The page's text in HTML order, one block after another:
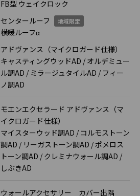
FB型 ウェイクロック
センタールーフ 地域限定
横暖ルーフα
アドヴァンス（マイクロガード仕様）
キャスティングウッドAD / オルデミュー
ル調AD / ミラージュタイルAD / フィー
ノ調AD
モエンエクセラード アドヴァンス（マ
イクロガード仕様）
マイスターウッド調AD / コルモストーン
調AD / リーガストーン調AD / ポメロス
トーン調AD / クレミナウォール調AD /
しぶきAD
ウォールアクセサリー カバー出隅